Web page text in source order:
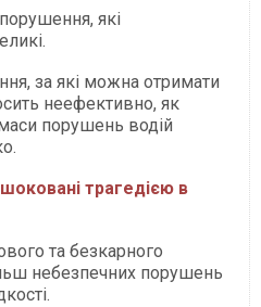
які
за які можна отримати
неефективно, як
порушень водій
трагедією в
та безкарного
небезпечних порушень